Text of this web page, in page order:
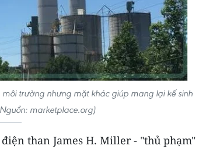
trường nhưng mặt khác giúp mang lại kế sinh
marketplace.org)
than James H. Miller - "thủ phạm"